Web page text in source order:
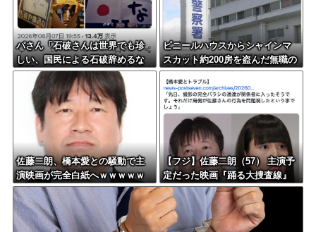
パさん「石破さんは世界でも珍
しい、国民による石破辞めるな
デモが自然発生した総理大臣で
す」
ビニールハウスからシャインマ
スカット約200房を盗んだ無職の
男逮捕 岡山
佐藤二朗、橋本愛との騒動で主
演映画が完全白紙へｗｗｗｗｗ
【フジ】佐藤二朗（57） 主演予
定だった映画『踊る大捜査線』
スピンオフ作品の撮影中止が正
式に決定